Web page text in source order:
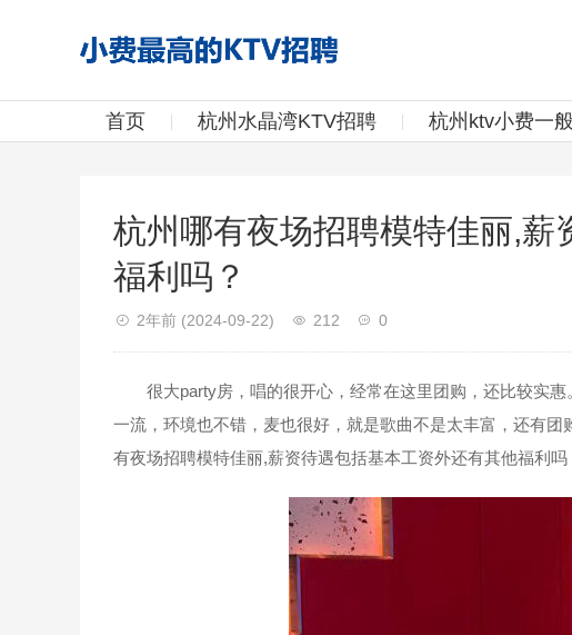
首页 杭州水晶湾KTV招聘 杭州ktv小费一
杭州哪有夜场招聘模特佳丽,
福利吗？
2年前 (2024-09-22) 212 0
很大party房，唱的很开心，经常在这里团购，还比较实惠
一流，环境也不错，麦也很好，就是歌曲不是太丰富，还有
有夜场招聘模特佳丽,薪资待遇包括基本工资外还有其他福利吗